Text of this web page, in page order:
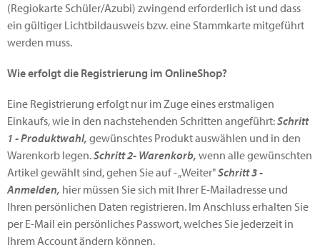
(Regiokarte Schüler/Azubi) zwingend erforderlich ist und dass
ein gültiger Lichtbildausweis bzw. eine Stammkarte mitgeführt
werden muss.
Wie erfolgt die Registrierung im OnlineShop?
Eine Registrierung erfolgt nur im Zuge eines erstmaligen
Einkaufs, wie in den nachstehenden Schritten angeführt:Schritt
1 - Produktwahl, gewünschtes Produkt auswählen und in den
Warenkorb legen.Schritt 2- Warenkorb, wenn alle gewünschten
Artikel gewählt sind, gehen Sie auf - „Weiter"Schritt 3 -
Anmelden, hier müssen Sie sich mit Ihrer E-Mailadresse und
Ihren persönlichen Daten registrieren. Im Anschluss erhalten Sie
per E-Mail ein persönliches Passwort, welches Sie jederzeit in
Ihrem Account ändern können.